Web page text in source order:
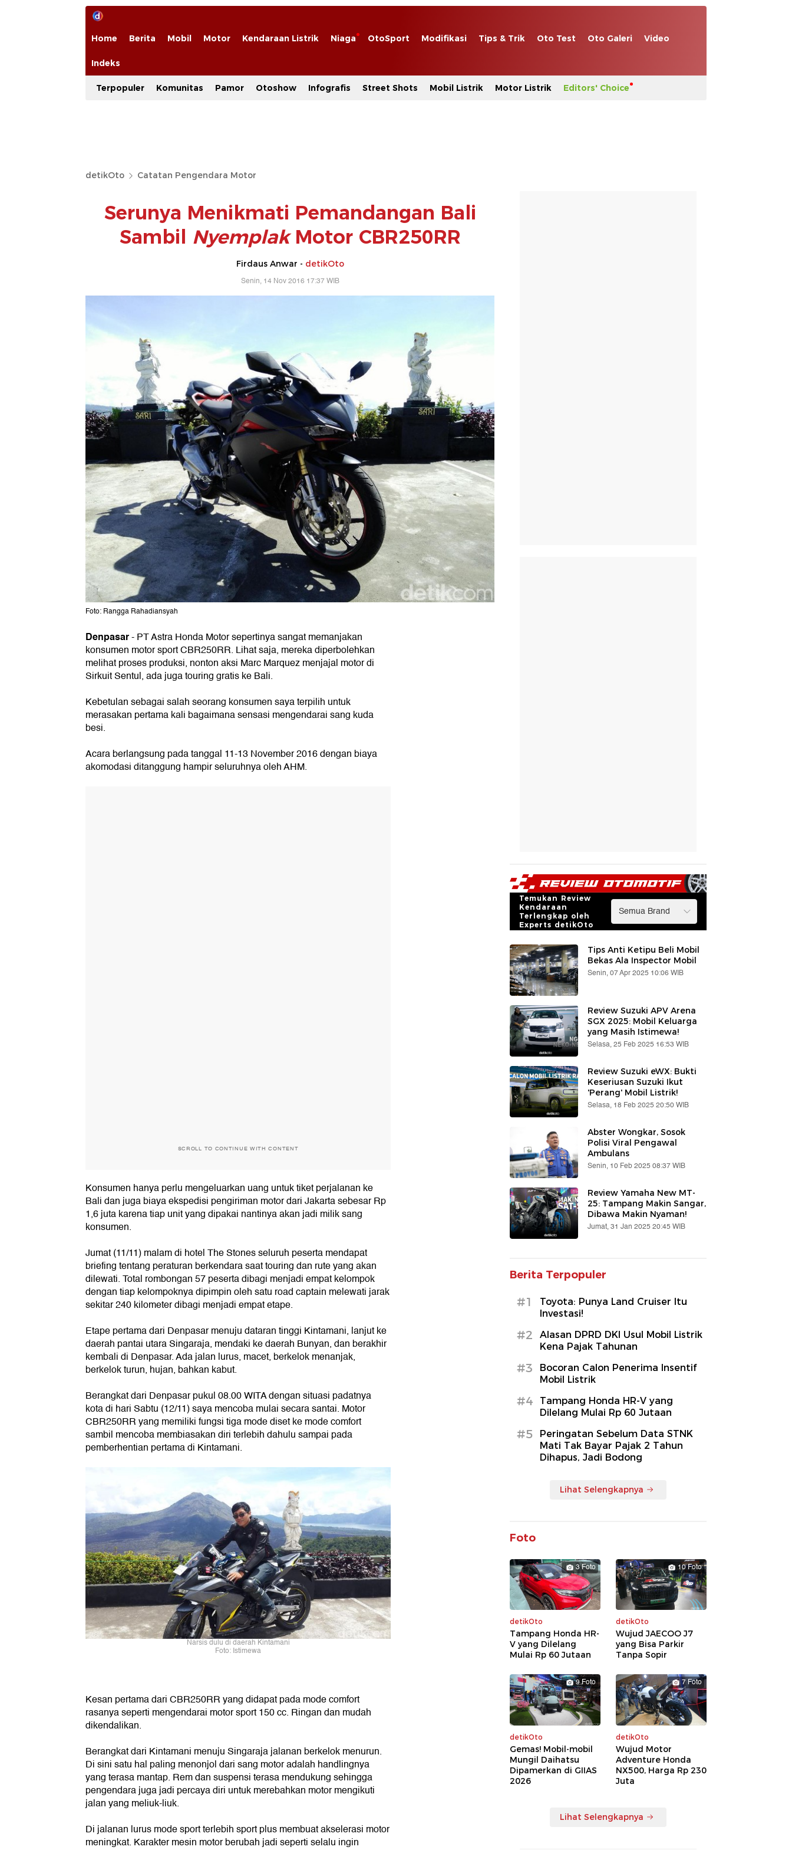
Home Berita Mobil Motor Kendaraan Listrik Niaga OtoSport Modifikasi Tips & Trik Oto Test Oto Galeri Video
Indeks
Terpopuler Komunitas Pamor Otoshow Infografis Street Shots Mobil Listrik Motor Listrik Editors' Choice
detikOto Catatan Pengendara Motor
Serunya Menikmati Pemandangan Bali
Sambil NyemplakMotor CBR250RR
Firdaus Anwar - detikOto
Senin, 14 Nov 2016 17:37 WIB
Foto: Rangga Rahadiansyah
Denpasar- PT Astra Honda Motor sepertinya sangat memanjakan
konsumen motor sport CBR250RR. Lihat saja, mereka diperbolehkan
melihat proses produksi, nonton aksi Marc Marquez menjajal motor di
Sirkuit Sentul, ada juga touring gratis ke Bali.
Kebetulan sebagai salah seorang konsumen saya terpilih untuk
merasakan pertama kali bagaimana sensasi mengendarai sang kuda
besi.
Acara berlangsung pada tanggal 11-13 November 2016 dengan biaya
akomodasi ditanggung hampir seluruhnya oleh AHM.
SCROLL TO CONTINUE WITH CONTENT
Konsumen hanya perlu mengeluarkan uang untuk tiket perjalanan ke
Bali dan juga biaya ekspedisi pengiriman motor dari Jakarta sebesar Rp
1,6 juta karena tiap unit yang dipakai nantinya akan jadi milik sang
konsumen.
Jumat (11/11) malam di hotel The Stones seluruh peserta mendapat
briefing tentang peraturan berkendara saat touring dan rute yang akan
dilewati. Total rombongan 57 peserta dibagi menjadi empat kelompok
dengan tiap kelompoknya dipimpin oleh satu road captain melewati jarak
sekitar 240 kilometer dibagi menjadi empat etape.
Etape pertama dari Denpasar menuju dataran tinggi Kintamani, lanjut ke
daerah pantai utara Singaraja, mendaki ke daerah Bunyan, dan berakhir
kembali di Denpasar. Ada jalan lurus, macet, berkelok menanjak,
berkelok turun, hujan, bahkan kabut.
Berangkat dari Denpasar pukul 08.00 WITA dengan situasi padatnya
kota di hari Sabtu (12/11) saya mencoba mulai secara santai. Motor
CBR250RR yang memiliki fungsi tiga mode diset ke mode comfort
sambil mencoba membiasakan diri terlebih dahulu sampai pada
pemberhentian pertama di Kintamani.
Narsis dulu di daerah Kintamani
Foto: Istimewa
Kesan pertama dari CBR250RR yang didapat pada mode comfort
rasanya seperti mengendarai motor sport 150 cc. Ringan dan mudah
dikendalikan.
Berangkat dari Kintamani menuju Singaraja jalanan berkelok menurun.
Di sini satu hal paling menonjol dari sang motor adalah handlingnya
yang terasa mantap. Rem dan suspensi terasa mendukung sehingga
pengendara juga jadi percaya diri untuk merebahkan motor mengikuti
jalan yang meliuk-liuk.
Di jalanan lurus mode sport terlebih sport plus membuat akselerasi motor
meningkat. Karakter mesin motor berubah jadi seperti selalu ingin
Temukan Review
Kendaraan
Terlengkap oleh
Experts detikOto
Tips Anti Ketipu Beli Mobil
Bekas Ala Inspector Mobil
Senin, 07 Apr 2025 10:06 WIB
Review Suzuki APV Arena
SGX 2025: Mobil Keluarga
yang Masih Istimewa!
Selasa, 25 Feb 2025 16:53 WIB
Review Suzuki eWX: Bukti
Keseriusan Suzuki Ikut
'Perang' Mobil Listrik!
Selasa, 18 Feb 2025 20:50 WIB
Abster Wongkar, Sosok
Polisi Viral Pengawal
Ambulans
Senin, 10 Feb 2025 08:37 WIB
Review Yamaha New MT-
25: Tampang Makin Sangar,
Dibawa Makin Nyaman!
Jumat, 31 Jan 2025 20:45 WIB
Berita Terpopuler
#1
Toyota: Punya Land Cruiser Itu
Investasi!
#2
Alasan DPRD DKI Usul Mobil Listrik
Kena Pajak Tahunan
#3
Bocoran Calon Penerima Insentif
Mobil Listrik
#4
Tampang Honda HR-V yang
Dilelang Mulai Rp 60 Jutaan
#5
Peringatan Sebelum Data STNK
Mati Tak Bayar Pajak 2 Tahun
Dihapus, Jadi Bodong
Lihat Selengkapnya
Foto
3 Foto
detikOto
Tampang Honda HR-
V yang Dilelang
Mulai Rp 60 Jutaan
10 Foto
detikOto
Wujud JAECOO J7
yang Bisa Parkir
Tanpa Sopir
9 Foto
detikOto
Gemas! Mobil-mobil
Mungil Daihatsu
Dipamerkan di GIIAS
2026
7 Foto
detikOto
Wujud Motor
Adventure Honda
NX500, Harga Rp 230
Juta
Lihat Selengkapnya